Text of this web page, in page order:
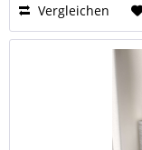
Vergleichen